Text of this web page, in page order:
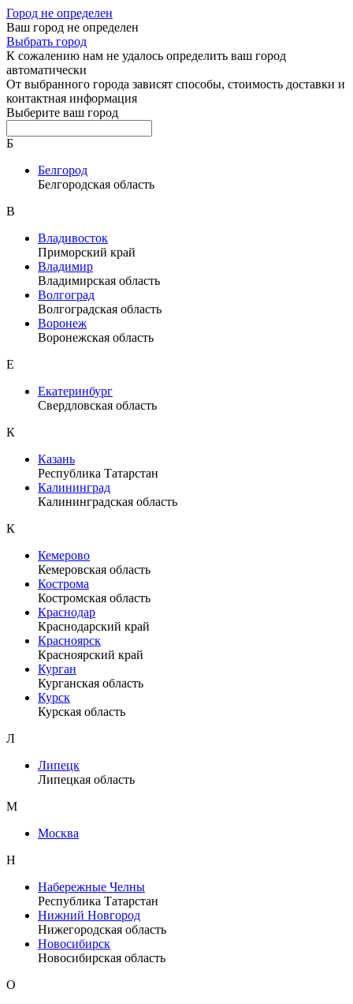
Город не определен
Ваш город не определен
Выбрать город
К сожалению нам не удалось определить ваш город
автоматически
От выбранного города зависят способы, стоимость доставки и
контактная информация
Выберите ваш город
Б
Белгород
Белгородская область
В
Владивосток
Приморский край
Владимир
Владимирская область
Волгоград
Волгоградская область
Воронеж
Воронежская область
Е
Екатеринбург
Свердловская область
К
Казань
Республика Татарстан
Калининград
Калининградская область
К
Кемерово
Кемеровская область
Кострома
Костромская область
Краснодар
Краснодарский край
Красноярск
Красноярский край
Курган
Курганская область
Курск
Курская область
Л
Липецк
Липецкая область
М
Москва
Н
Набережные Челны
Республика Татарстан
Нижний Новгород
Нижегородская область
Новосибирск
Новосибирская область
О